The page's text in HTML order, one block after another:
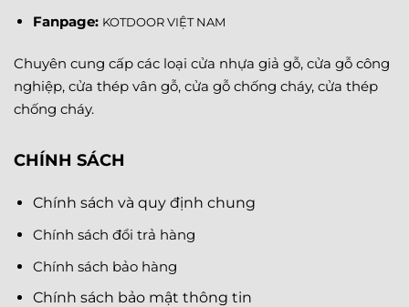
Fanpage: KOTDOOR VIỆT NAM
Chuyên cung cấp các loại cửa nhựa giả gỗ, cửa gỗ công
nghiệp, cửa thép vân gỗ, cửa gỗ chống cháy, cửa thép
chống cháy.
CHÍNH SÁCH
Chính sách và quy định chung
Chính sách đổi trả hàng
Chính sách bảo hàng
Chính sách bảo mật thông tin